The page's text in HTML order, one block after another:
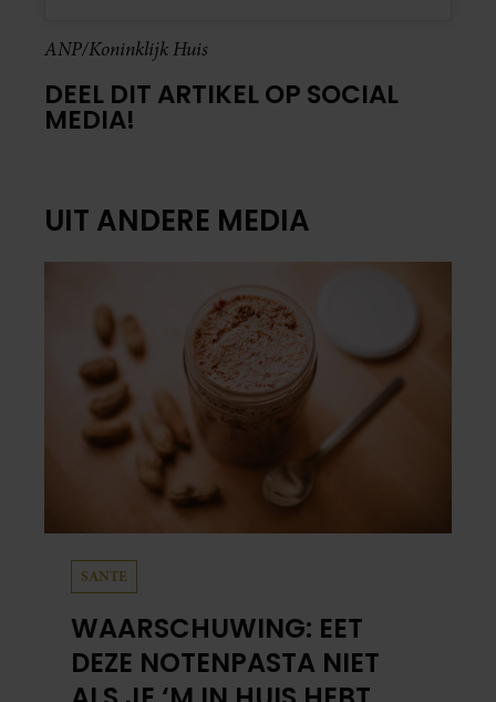
ANP/Koninklijk Huis
DEEL DIT ARTIKEL OP SOCIAL
MEDIA!
UIT ANDERE MEDIA
SANTE
WAARSCHUWING: EET
DEZE NOTENPASTA NIET